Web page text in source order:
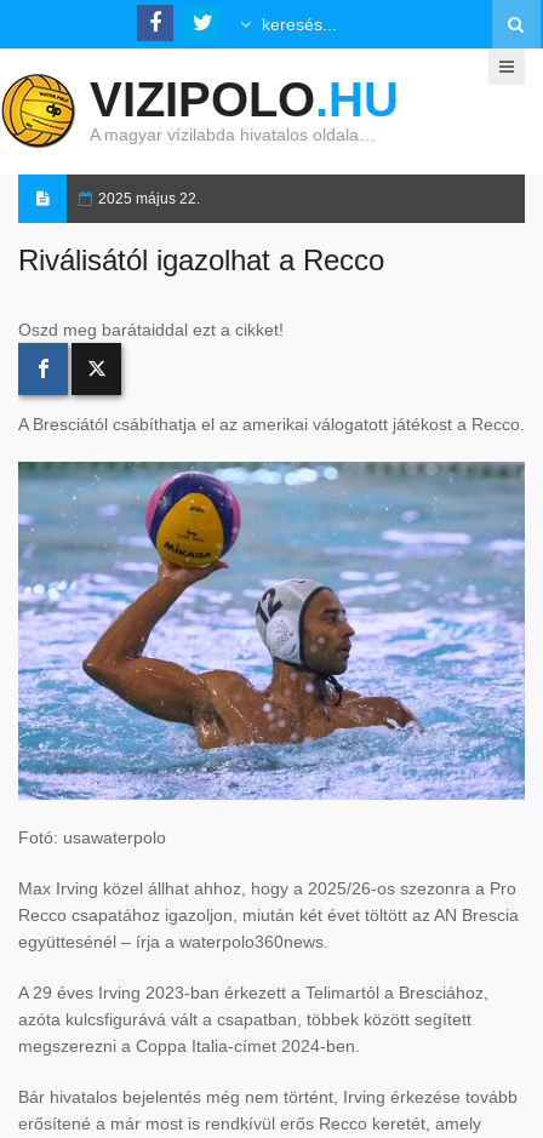
VIZIPOLO.HU
A magyar vízilabda hivatalos oldala…
2025 május 22.
Riválisától igazolhat a Recco
Oszd meg barátaiddal ezt a cikket!
A Bresciától csábíthatja el az amerikai válogatott játékost a Recco.
Fotó: usawaterpolo
Max Irving közel állhat ahhoz, hogy a 2025/26-os szezonra a Pro
Recco csapatához igazoljon, miután két évet töltött az AN Brescia
együttesénél – írja a waterpolo360news.
A 29 éves Irving 2023-ban érkezett a Telimartól a Bresciához,
azóta kulcsfigurává vált a csapatban, többek között segített
megszerezni a Coppa Italia-címet 2024-ben.
Bár hivatalos bejelentés még nem történt, Irving érkezése tovább
erősítené a már most is rendkívül erős Recco keretét, amely